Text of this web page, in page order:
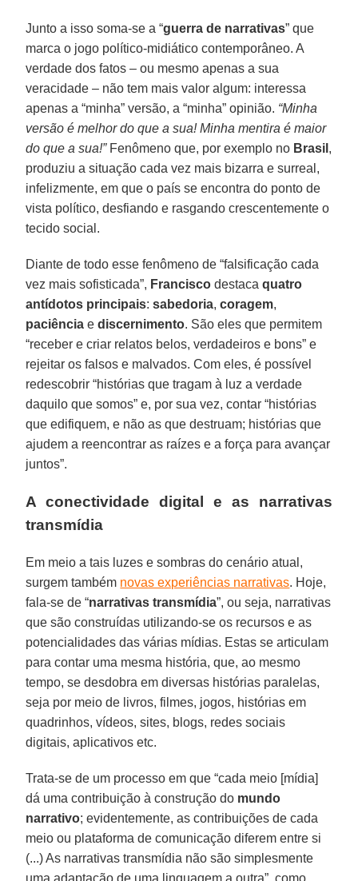
Junto a isso soma-se a “guerra de narrativas” que
marca o jogo político-midiático contemporâneo. A
verdade dos fatos – ou mesmo apenas a sua
veracidade – não tem mais valor algum: interessa
apenas a “minha” versão, a “minha” opinião. “Minha
versão é melhor do que a sua! Minha mentira é maior
do que a sua!”Fenômeno que, por exemplo no Brasil ,
produziu a situação cada vez mais bizarra e surreal,
infelizmente, em que o país se encontra do ponto de
vista político, desfiando e rasgando crescentemente o
tecido social.
Diante de todo esse fenômeno de “falsificação cada
vez mais sofisticada”, Francisco destacaquatro
antídotos principais:sabedoria,coragem,
paciência ediscernimento. São eles que permitem
“receber e criar relatos belos, verdadeiros e bons” e
rejeitar os falsos e malvados. Com eles, é possível
redescobrir “histórias que tragam à luz a verdade
daquilo que somos” e, por sua vez, contar “histórias
que edifiquem, e não as que destruam; histórias que
ajudem a reencontrar as raízes e a força para avançar
juntos”.
A conectividade digital e as narrativas
transmídia
Em meio a tais luzes e sombras do cenário atual,
surgem também novas experiências narrativas. Hoje,
fala-se de “narrativas transmídia”, ou seja, narrativas
que são construídas utilizando-se os recursos e as
potencialidades das várias mídias. Estas se articulam
para contar uma mesma história, que, ao mesmo
tempo, se desdobra em diversas histórias paralelas,
seja por meio de livros, filmes, jogos, histórias em
quadrinhos, vídeos, sites, blogs, redes sociais
digitais, aplicativos etc.
Trata-se de um processo em que “cada meio [mídia]
dá uma contribuição à construção do mundo
narrativo; evidentemente, as contribuições de cada
meio ou plataforma de comunicação diferem entre si
(...) As narrativas transmídia não são simplesmente
uma adaptação de uma linguagem a outra”, como